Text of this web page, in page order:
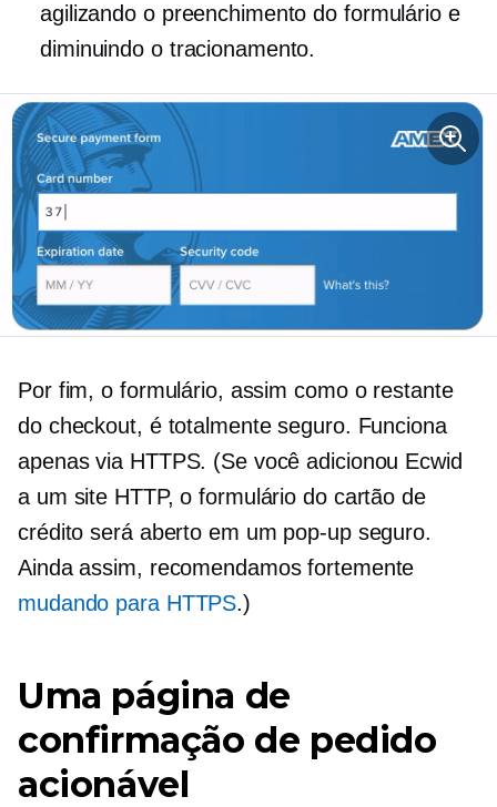
agilizando o preenchimento do formulário e
diminuindo o tracionamento.
Por fim, o formulário, assim como o restante
do checkout, é totalmente seguro. Funciona
apenas via HTTPS. (Se você adicionou Ecwid
a um site HTTP, o formulário do cartão de
crédito será aberto em um pop-up seguro.
Ainda assim, recomendamos fortemente
mudando para HTTPS.)
Uma página de
confirmação de pedido
acionável